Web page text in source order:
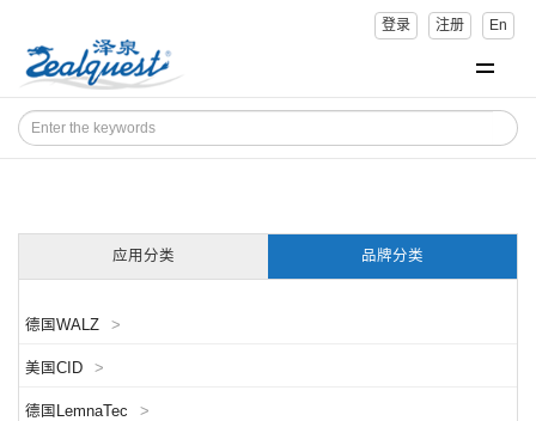
登录 注册 En
应用分类 品牌分类
德国WALZ >
美国CID >
德国LemnaTec >